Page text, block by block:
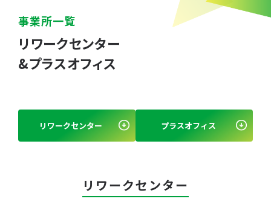
事業所一覧
リワークセンター
&プラスオフィス
リワークセンター プラスオフィス
リワークセンター